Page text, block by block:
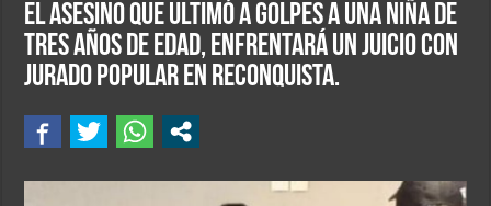
El asesino que ultimó a golpes a una niña de
TRES años de edad, enfrentará un juicio con
jurado popular en Reconquista.